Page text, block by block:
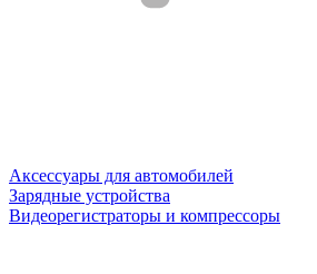
Аксессуары для автомобилей
Зарядные устройства
Видеорегистраторы и компрессоры